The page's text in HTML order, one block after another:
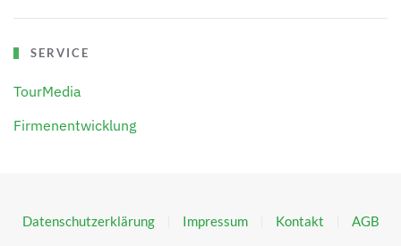
SERVICE
TourMedia
Firmenentwicklung
Datenschutzerklärung Impressum Kontakt AGB